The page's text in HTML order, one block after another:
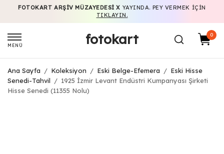
FOTOKART ARŞIV MÜZAYEDESI X YAYINDA. PEY VERMEK IÇIN
TIKLAYIN.
MENÜ fotokart 0
Ana Sayfa / Koleksiyon / Eski Belge-Efemera / Eski Hisse
Senedi-Tahvil
/ 1925 İzmir Levant Endüstri Kumpanyası Şirketi
Hisse Senedi (11355 Nolu)